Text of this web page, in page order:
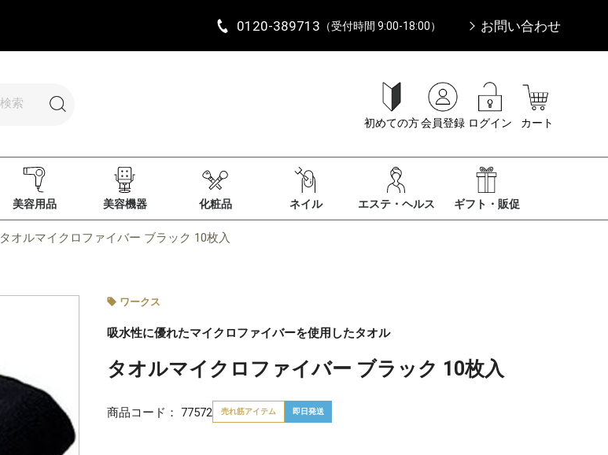
0120-389713 （受付時間 9:00-18:00） お問い合わせ
初めての方会員登録 ログイン カート
美容用品 美容機器 化粧品 ネイル エステ・ヘルス ギフト・販促
タオルマイクロファイバー ブラック 10枚入
ワークス
吸水性に優れたマイクロファイバーを使用したタオル
タオルマイクロファイバー ブラック 10枚入
商品コード： 77572 売れ筋アイテム 即日発送